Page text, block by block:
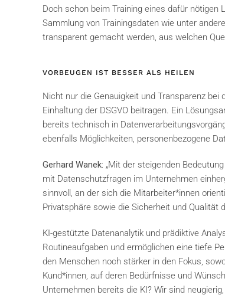
Doch schon beim Training eines dafür
Sammlung von Trainingsdaten wie unter
transparent gemacht werden, aus welchen
VORBEUGEN IST BESSER ALS HEILEN
Nicht nur die Genauigkeit und Transparenz
Einhaltung der DSGVO beitragen. Ein
bereits technisch in
ebenfalls Möglichkeiten, personenbezogene
Gerhard Wanek: „Mit der steigenden
mit Datenschutzfragen im Unternehmen
sinnvoll, an der sich die Mitarbeiter*innen
Privatsphäre sowie die Sicherheit und Qualität
KI-gestützte Datenanalytik und prädiktive
Routineaufgaben und ermöglichen eine tiefe
den Menschen noch stärker in den Fokus,
Kund*innen, auf deren Bedürfnisse und
Unternehmen bereits die KI? Wir sind